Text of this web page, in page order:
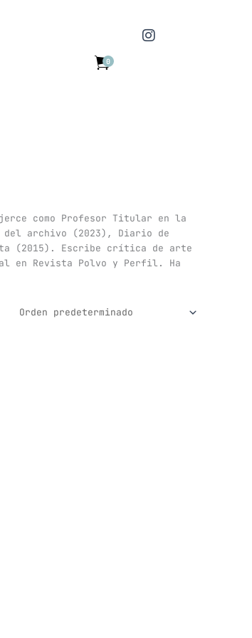
0
I
n
como Profesor Titular en la
archivo (2023), Diario de
(2015). Escribe crítica de arte
en Revista Polvo y Perfil. Ha